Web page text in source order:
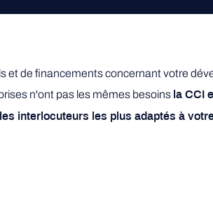
et de financements concernant votre
n'ont pas les mêmes besoins la CCI
interlocuteurs les plus adaptés à